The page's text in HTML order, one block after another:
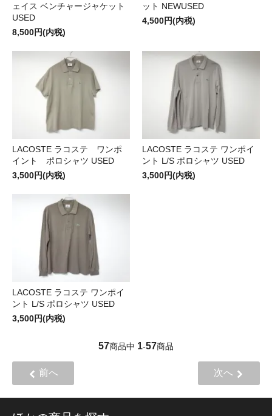
ェイス ベンチャージャケット
USED
8,500円(内税)
ット NEWUSED
4,500円(内税)
LACOSTE ラコステ ワンポ
イント ポロシャツ USED
3,500円(内税)
LACOSTE ラコステ ワンポイ
ント L/S ポロシャツ USED
3,500円(内税)
LACOSTE ラコステ ワンポイ
ント L/S ポロシャツ USED
3,500円(内税)
57商品中 1-57商品
前へ 次へ